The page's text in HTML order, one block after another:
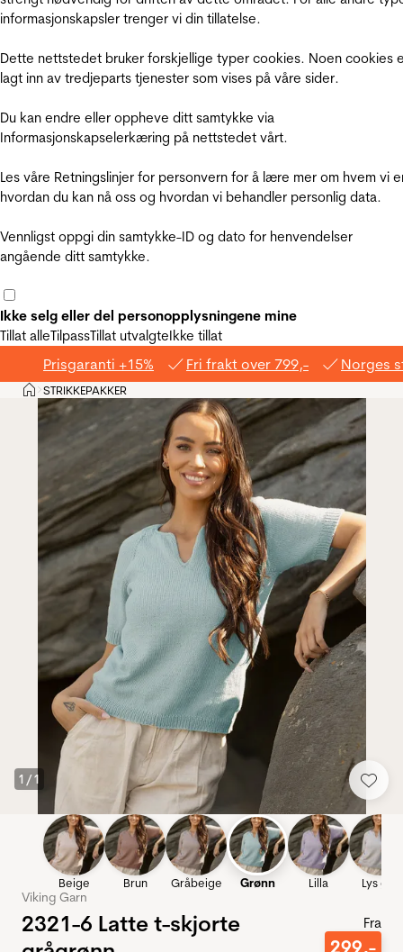
informasjonskapsler trenger vi din tillatelse.
Dette nettstedet bruker forskjellige typer cookies. Noen cookies
lagt inn av tredjeparts tjenester som vises på våre sider.
Du kan endre eller oppheve ditt samtykke via
Informasjonskapselerkæring på nettstedet vårt.
Les våre Retningslinjer for personvern for å lære mer om hvem vi
hvordan du kan nå oss og hvordan vi behandler personlig data.
Vennligst oppgi din samtykke-ID og dato for henvendelser
angående ditt samtykke.
Ikke selg eller del personopplysningene mine
Tillat alleTilpassTillat utvalgteIkke tillat
Prisgaranti +15% Fri frakt over 799,- Norges
Hjem
>STRIKKEPAKKER
1 /1
Beige Brun Gråbeige Grønn Lilla Lys grå
Viking Garn
2321-6 Latte t-skjorte
Fra
299,-